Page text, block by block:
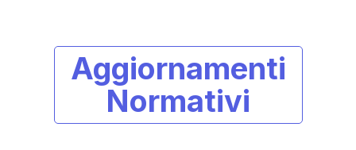
Aggiornamenti
Normativi